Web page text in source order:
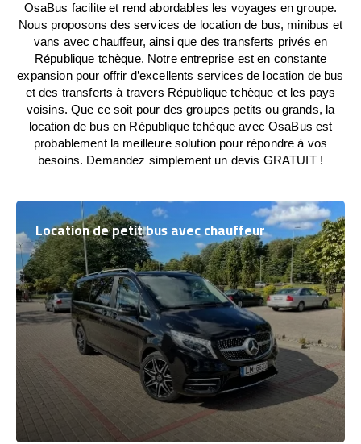
OsaBus facilite et rend abordables les voyages en groupe.
Nous proposons des services de location de bus, minibus et
vans avec chauffeur, ainsi que des transferts privés en
République tchèque. Notre entreprise est en constante
expansion pour offrir d’excellents services de location de bus
et des transferts à travers République tchèque et les pays
voisins. Que ce soit pour des groupes petits ou grands, la
location de bus en République tchèque avec OsaBus est
probablement la meilleure solution pour répondre à vos
besoins. Demandez simplement un devis GRATUIT !
Location de petit bus avec chauffeur